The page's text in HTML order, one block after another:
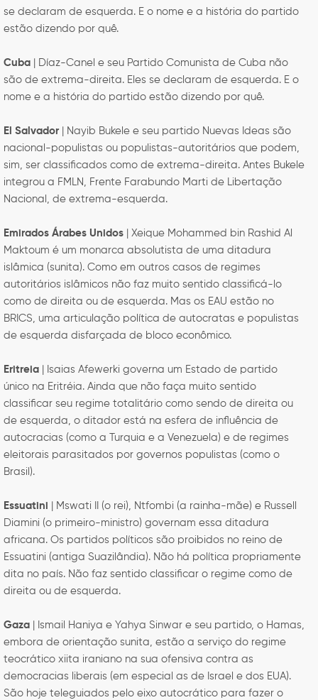
se declaram de esquerda. E o nome e a história do partido
estão dizendo por quê.
Cuba | Díaz-Canel e seu Partido Comunista de Cuba não
são de extrema-direita. Eles se declaram de esquerda. E o
nome e a história do partido estão dizendo por quê.
El Salvador | Nayib Bukele e seu partido Nuevas Ideas são
nacional-populistas ou populistas-autoritários que podem,
sim, ser classificados como de extrema-direita. Antes Bukele
integrou a FMLN, Frente Farabundo Marti de Libertação
Nacional, de extrema-esquerda.
Emirados Árabes Unidos | Xeique Mohammed bin Rashid Al
Maktoum é um monarca absolutista de uma ditadura
islâmica (sunita). Como em outros casos de regimes
autoritários islâmicos não faz muito sentido classificá-lo
como de direita ou de esquerda. Mas os EAU estão no
BRICS, uma articulação política de autocratas e populistas
de esquerda disfarçada de bloco econômico.
Eritreia
| Isaias Afewerki governa um Estado de partido
único na Eritréia. Ainda que não faça muito sentido
classificar seu regime totalitário como sendo de direita ou
de esquerda, o ditador está na esfera de influência de
autocracias (como a Turquia e a Venezuela) e de regimes
eleitorais parasitados por governos populistas (como o
Brasil).
Essuatini
| Mswati II (o rei), Ntfombi (a rainha-mãe) e Russell
Diamini (o primeiro-ministro) governam essa ditadura
africana. Os partidos políticos são proibidos no reino de
Essuatini (antiga Suazilândia). Não há política propriamente
dita no país. Não faz sentido classificar o regime como de
direita ou de esquerda.
Gaza | Ismail Haniya e Yahya Sinwar e seu partido, o Hamas,
embora de orientação sunita, estão a serviço do regime
teocrático xiita iraniano na sua ofensiva contra as
democracias liberais (em especial as de Israel e dos EUA).
São hoje teleguiados pelo eixo autocrático para fazer o